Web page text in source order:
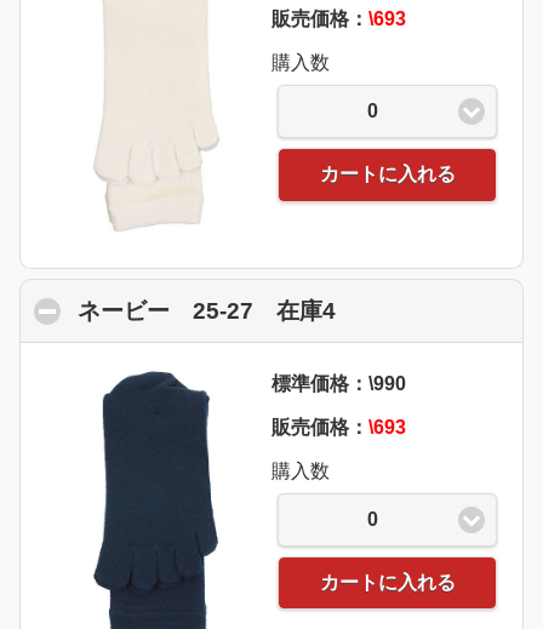
販売価格： \693
購入数
0
カートに入れる
ネービー 25-27 在庫4click to collapse
標準価格：\990
販売価格： \693
購入数
0
カートに入れる